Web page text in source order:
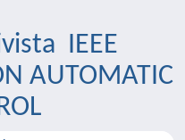
IEEE
AUTOMATIC